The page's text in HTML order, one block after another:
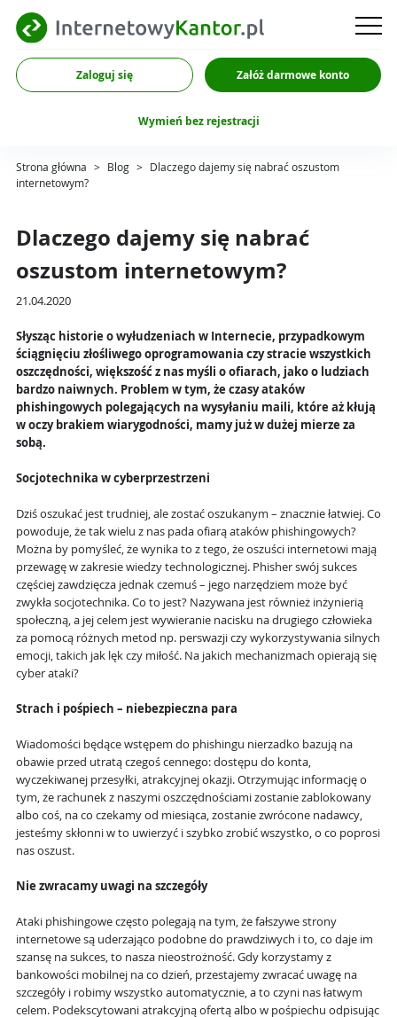
Zaloguj się Załóż darmowe konto
Wymień bez rejestracji
Strona główna > Blog > Dlaczego dajemy się nabrać oszustom
internetowym?
Dlaczego dajemy się nabrać
oszustom internetowym?
21.04.2020
Słysząc historie o wyłudzeniach w Internecie, przypadkowym
ściągnięciu złośliwego oprogramowania czy stracie wszystkich
oszczędności, większość z nas myśli o ofiarach, jako o ludziach
bardzo naiwnych. Problem w tym, że czasy ataków
phishingowych polegających na wysyłaniu maili, które aż kłują
w oczy brakiem wiarygodności, mamy już w dużej mierze za
sobą.
Socjotechnika w cyberprzestrzeni
Dziś oszukać jest trudniej, ale zostać oszukanym – znacznie łatwiej. Co
powoduje, że tak wielu z nas pada ofiarą ataków phishingowych?
Można by pomyśleć, że wynika to z tego, żeoszuści internetowi mają
przewagę w zakresie wiedzy technologicznej. Phisherswój sukces
częściej zawdzięcza jednak czemuś – jego narzędziem może być
zwykłasocjotechnika. Co to jest? Nazywana jest również inżynierią
społeczną, a jej celem jest wywieranie nacisku na drugiego człowieka
za pomocą różnych metod np. perswazji czy wykorzystywania silnych
emocji, takich jak lęk czy miłość. Na jakich mechanizmach opierają się
cyber ataki?
Strach i pośpiech – niebezpieczna para
Wiadomości będące wstępem do phishingu nierzadko bazują na
obawie przed utratą czegoś cennego: dostępu do konta,
wyczekiwanej przesyłki, atrakcyjnej okazji. Otrzymując informację o
tym, że rachunek z naszymi oszczędnościami zostanie zablokowany
albo coś, na co czekamy od miesiąca, zostanie zwrócone nadawcy,
jesteśmy skłonni w to uwierzyć i szybko zrobić wszystko, o co poprosi
nas oszust.
Nie zwracamy uwagi na szczegóły
Ataki phishingowe często polegają na tym, żefałszywe strony
internetowesą uderzająco podobne do prawdziwych i to, co daje im
szansę na sukces, to nasza nieostrożność. Gdy korzystamy z
bankowości mobilnej na co dzień, przestajemy zwracać uwagę na
szczegóły i robimy wszystko automatycznie, a to czyni nas łatwym
celem. Podekscytowani atrakcyjną ofertą albo w pośpiechu odpisując